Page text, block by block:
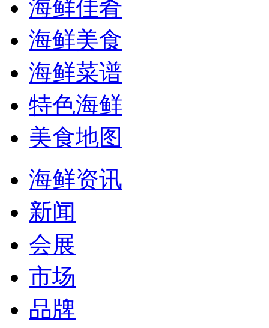
海鲜佳肴
海鲜美食
海鲜菜谱
特色海鲜
美食地图
海鲜资讯
新闻
会展
市场
品牌